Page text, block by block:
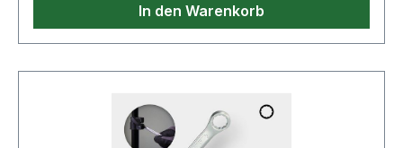
In den Warenkorb